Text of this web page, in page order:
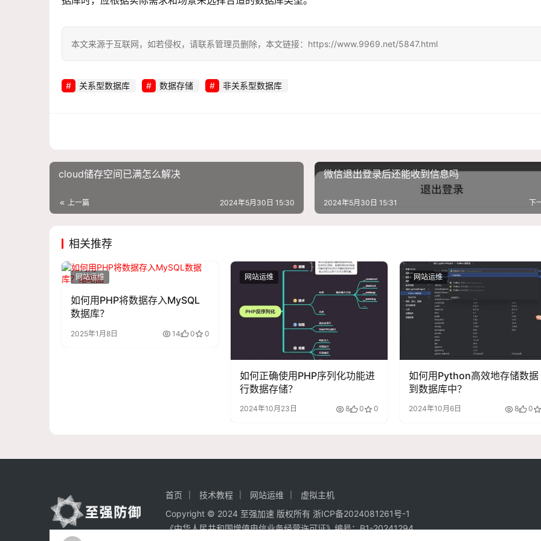
本文来源于互联网，如若侵权，请联系管理员删除，本文链接：https://www.9969.net/5847.html
关系型数据库 数据存储 非关系型数据库
cloud储存空间已满怎么解决
上一篇 2024年5月30日 15:30
微信退出登录后还能收到信息吗
下
2024年5月30日 15:31
相关推荐
网站运维
如何用PHP将数据存入MySQL
数据库？
2025年1月8日 14 0 0
网站运维
如何正确使用PHP序列化功能进
行数据存储？
2024年10月23日 8 0 0
网站运维
如何用Python高效地存储数据
到数据库中？
2024年10月6日 8 0
首页 技术教程 网站运维
虚拟主机
Copyright © 2024 至强加速 版权所有 浙ICP备2024081261号-1
《中华人民共和国增值电信业务经营许可证》编号：B1-20241294